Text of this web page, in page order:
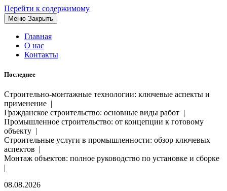
Перейти к содержимому
Меню Закрыть
Главная
О нас
Контакты
Последнее
Строительно-монтажные технологии: ключевые аспекты и
применение |
Гражданское строительство: основные виды работ |
Промышленное строительство: от концепции к готовому
объекту |
Строительные услуги в промышленности: обзор ключевых
аспектов |
Монтаж объектов: полное руководство по установке и сборке
|
08.08.2026